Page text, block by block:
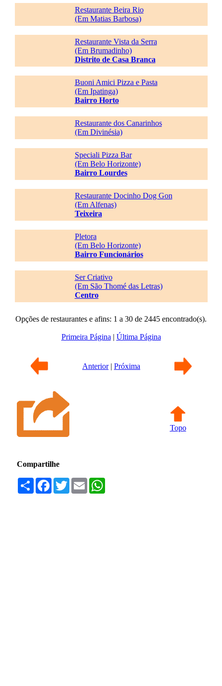
Restaurante Beira Rio
(Em Matias Barbosa)
Restaurante Vista da Serra
(Em Brumadinho)
Distrito de Casa Branca
Buoni Amici Pizza e Pasta
(Em Ipatinga)
Bairro Horto
Restaurante dos Canarinhos
(Em Divinésia)
Speciali Pizza Bar
(Em Belo Horizonte)
Bairro Lourdes
Restaurante Docinho Dog Gon
(Em Alfenas)
Teixeira
Pletora
(Em Belo Horizonte)
Bairro Funcionários
Ser Criativo
(Em São Thomé das Letras)
Centro
Opções de restaurantes e afins: 1 a 30 de 2445 encontrado(s).
Primeira Página | Última Página
Anterior| Próxima
Topo
Compartilhe
Compartilhar
Facebook
TwitterEmail